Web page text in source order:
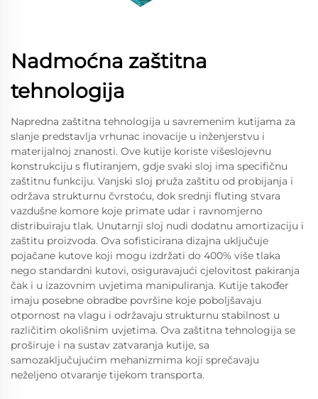
Nadmoćna zaštitna
tehnologija
Napredna zaštitna tehnologija u savremenim kutijama za
slanje predstavlja vrhunac inovacije u inženjerstvu i
materijalnoj znanosti. Ove kutije koriste višeslojevnu
konstrukciju s flutiranjem, gdje svaki sloj ima specifičnu
zaštitnu funkciju. Vanjski sloj pruža zaštitu od probijanja i
održava strukturnu čvrstoću, dok srednji fluting stvara
vazdušne komore koje primate udar i ravnomjerno
distribuiraju tlak. Unutarnji sloj nudi dodatnu amortizaciju i
zaštitu proizvoda. Ova sofisticirana dizajna uključuje
pojačane kutove koji mogu izdržati do 400% više tlaka
nego standardni kutovi, osiguravajući cjelovitost pakiranja
čak i u izazovnim uvjetima manipuliranja. Kutije također
imaju posebne obradbe površine koje poboljšavaju
otpornost na vlagu i održavaju strukturnu stabilnost u
različitim okolišnim uvjetima. Ova zaštitna tehnologija se
proširuje i na sustav zatvaranja kutije, sa
samozaključujućim mehanizmima koji sprečavaju
neželjeno otvaranje tijekom transporta.